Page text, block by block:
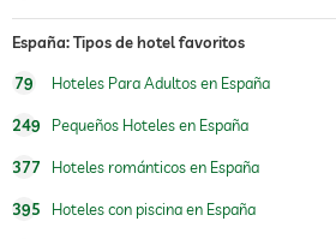
España: Tipos de hotel favoritos
79 Hoteles Para Adultos en España
249 Pequeños Hoteles en España
377 Hoteles románticos en España
395 Hoteles con piscina en España